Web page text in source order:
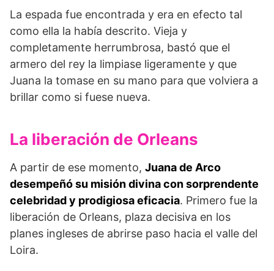
La espada fue encontrada y era en efecto tal
como ella la había descrito. Vieja y
completamente herrumbrosa, bastó que el
armero del rey la limpiase ligeramente y que
Juana la tomase en su mano para que volviera a
brillar como si fuese nueva.
La liberación de Orleans
A partir de ese momento, Juana de Arco
desempeñó su misión divina con sorprendente
celebridad y prodigiosa eficacia. Primero fue la
liberación de Orleans, plaza decisiva en los
planes ingleses de abrirse paso hacia el valle del
Loira.